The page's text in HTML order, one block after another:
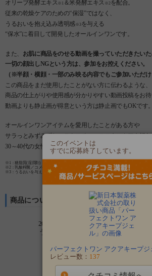
オリーブ発酵エキス ※1 ＆米発酵エキス ※2を配合。
従来の乾燥ケアのための“保湿”ではなく、
うるおいを抱え込み透明感※3を与える
“保水”に着目して開発したオールインワンです。
また、 お肌に商品をのせる動画を撮っていただきたいた
一切の顔出しNGという方は、参加をお控えください。
（※半顔・横顔・一部のみ映る内容でもご参加いただけ
この商品をまだ使用したことがない方に伝わるような、
商品の仕上がりや使用感が分かりやすい動画投稿をお待
動画よりも静止画が得意という方は静止画でもOKです。
オールインワンアイテムを愛用したことがある方や
サラっとみずみずしいテクスチャーのスキンケアを好む
30～40代の女性のご参加を特に歓迎しています♪
※1：糖脂質(湿潤剤)
※2：乳酸桿菌／コメ発酵物(湿潤剤)
※3：うるおいを与えることによる
商品について
20年の肌研究から生まれた、新たなオ
うるおいを抱え込み透明感※1 を与える
このイベントは
すでに応募終了しています。
パーフェクトワン アクアキープジ
レビュー数： 137